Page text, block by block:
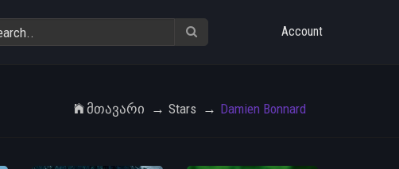
Account
Მთავარი Stars Damien Bonnard